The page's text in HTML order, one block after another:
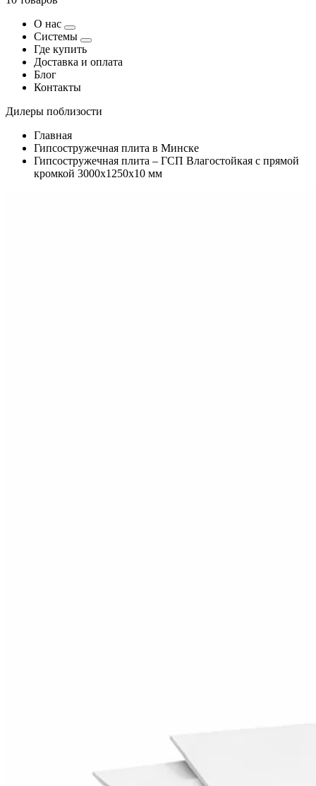
О нас
Системы
Где купить
Доставка и оплата
Блог
Контакты
Дилеры поблизости
Главная
Гипсостружечная плита в Минске
Гипсостружечная плита – ГСП Влагостойкая с прямой
кромкой 3000х1250х10 мм